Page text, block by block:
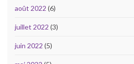
août 2022 (6)
juillet 2022 (3)
juin 2022 (5)